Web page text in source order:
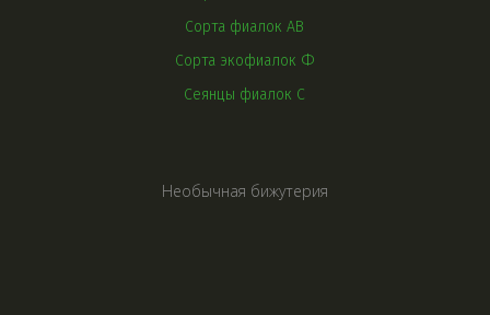
Сорта фиалок АВ
Сорта экофиалок Ф
Сеянцы фиалок С
Необычная бижутерия